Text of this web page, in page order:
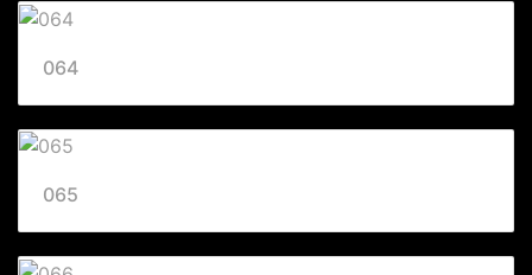
064
065